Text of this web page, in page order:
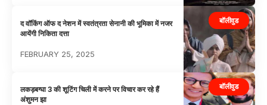
बॉलीवुड
द वॉकिंग ऑफ द नेशन में स्वतंत्रता सेनानी की भूमिका में नजर
आयेंगी निकिता दत्ता
FEBRUARY 25, 2025
बॉलीवुड
लकड़बग्घा 3 की शूटिंग चिली में करने पर विचार कर रहे हैं
अंशुमन झा